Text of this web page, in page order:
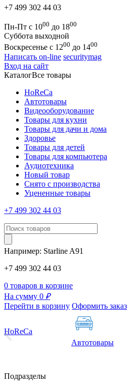
+7 499 302 44 03
Пн-Пт с 1000 до 1800
Суббота выходной
Воскресенье с 1200 до 1400
Написать on-line securitymag
Вход на сайт
КаталогВсе товары
HoReCa
Автотовары
Видеооборудование
Товары для кухни
Товары для дачи и дома
Здоровье
Товары для детей
Товары для компьютера
Аудиотехника
Новый товар
Снято с производства
Уцененные товары
+7 499 302 44 03
Например: Starline A91
+7 499 302 44 03
0 товаров в корзине
На сумму 0 ₽
Перейти в корзину Оформить заказ
HoReCa
Автотовары
Подразделы